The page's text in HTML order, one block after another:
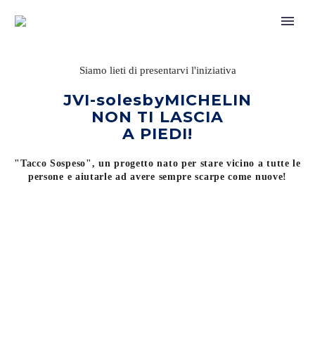
Siamo lieti di presentarvi l'iniziativa
JVI-solesbyMICHELIN
NON TI LASCIA
A PIEDI!
"Tacco Sospeso", un progetto nato per stare vicino a tutte le
persone e aiutarle ad avere sempre scarpe come nuove!